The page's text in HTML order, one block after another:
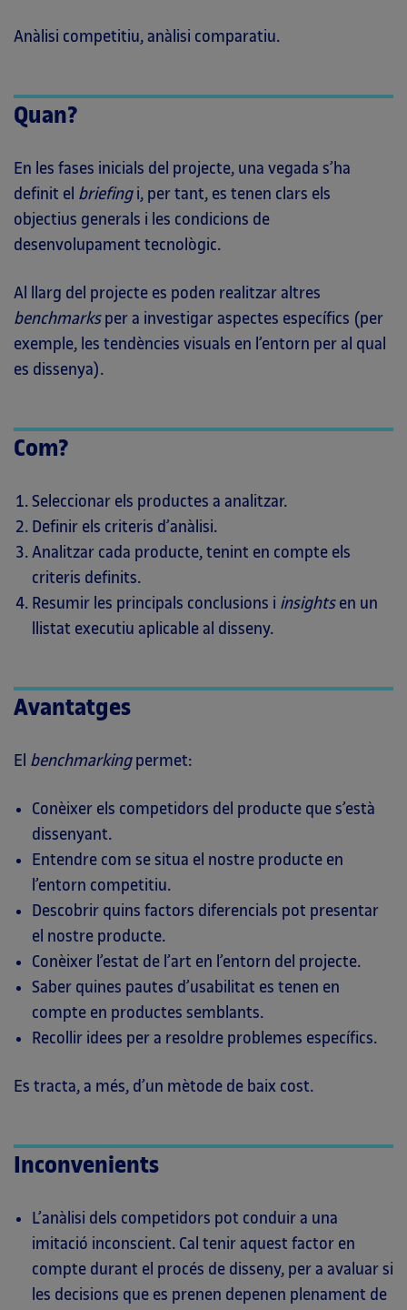
Anàlisi competitiu, anàlisi comparatiu.
Quan?
En les fases inicials del projecte, una vegada s’ha
definit el briefingi, per tant, es tenen clars els
objectius generals i les condicions de
desenvolupament tecnològic.
Al llarg del projecte es poden realitzar altres
benchmarksper a investigar aspectes específics (per
exemple, les tendències visuals en l’entorn per al qual
es dissenya).
Com?
Seleccionar els productes a analitzar.
Definir els criteris d’anàlisi.
Analitzar cada producte, tenint en compte els
criteris definits.
Resumir les principals conclusions i insightsen un
llistat executiu aplicable al disseny.
Avantatges
El benchmarkingpermet:
Conèixer els competidors del producte que s’està
dissenyant.
Entendre com se situa el nostre producte en
l’entorn competitiu.
Descobrir quins factors diferencials pot presentar
el nostre producte.
Conèixer l’estat de l’art en l’entorn del projecte.
Saber quines pautes d’usabilitat es tenen en
compte en productes semblants.
Recollir idees per a resoldre problemes específics.
Es tracta, a més, d’un mètode de baix cost.
Inconvenients
L’anàlisi dels competidors pot conduir a una
imitació inconscient. Cal tenir aquest factor en
compte durant el procés de disseny, per a avaluar si
les decisions que es prenen depenen plenament de